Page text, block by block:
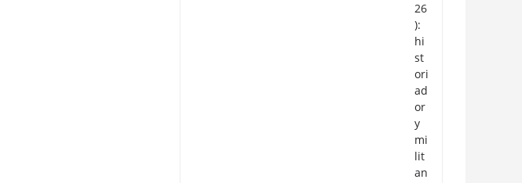
26
):
hi
st
ori
ad
or
y
mi
lit
an